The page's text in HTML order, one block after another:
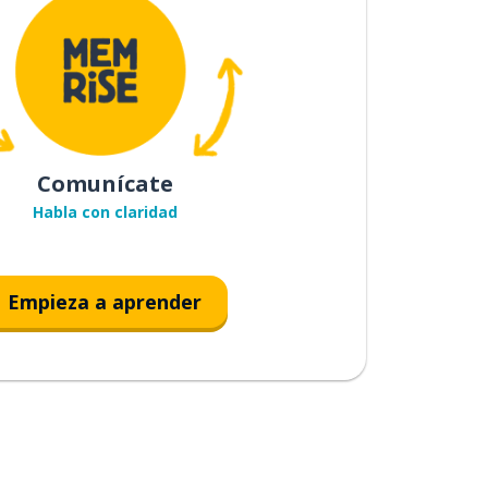
Comunícate
Habla con claridad
Empieza a aprender